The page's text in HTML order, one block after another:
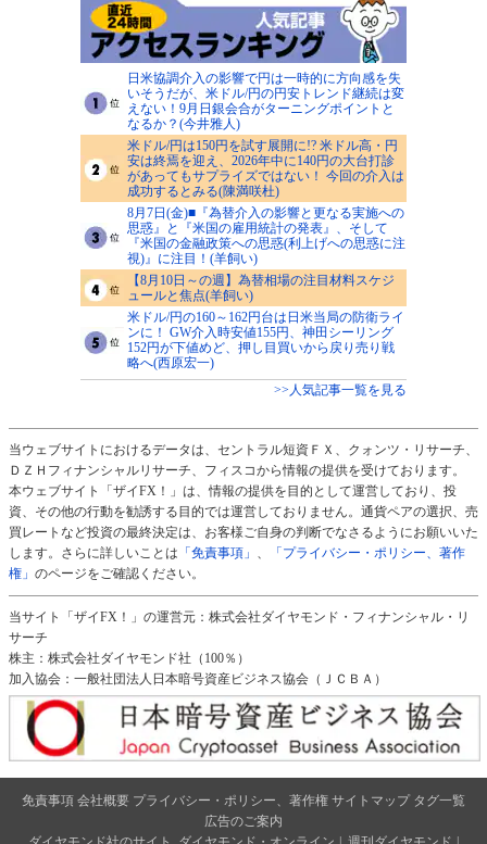
日米協調介入の影響で円は一時的に方向感を失
いそうだが、米ドル/円の円安トレンド継続は変
えない！9月日銀会合がターニングポイントと
なるか？(今井雅人)
米ドル/円は150円を試す展開に!? 米ドル高・円
安は終焉を迎え、2026年中に140円の大台打診
があってもサプライズではない！ 今回の介入は
成功するとみる(陳満咲杜)
8月7日(金)■『為替介入の影響と更なる実施への
思惑』と『米国の雇用統計の発表』、そして
『米国の金融政策への思惑(利上げへの思惑に注
視)』に注目！(羊飼い)
【8月10日～の週】為替相場の注目材料スケジ
ュールと焦点(羊飼い)
米ドル/円の160～162円台は日米当局の防衛ライ
ンに！ GW介入時安値155円、神田シーリング
152円が下値めど、押し目買いから戻り売り戦
略へ(西原宏一)
>>人気記事一覧を見る
当ウェブサイトにおけるデータは、セントラル短資ＦＸ、クォンツ・リサーチ、
ＤＺＨフィナンシャルリサーチ、フィスコから情報の提供を受けております。
本ウェブサイト「ザイFX！」は、情報の提供を目的として運営しており、投
資、その他の行動を勧誘する目的では運営しておりません。通貨ペアの選択、売
買レートなど投資の最終決定は、お客様ご自身の判断でなさるようにお願いいた
します。さらに詳しいことは 「免責事項」 、
「プライバシー・ポリシー、著作
権」 のページをご確認ください。
当サイト「ザイFX！」の運営元：株式会社ダイヤモンド・フィナンシャル・リ
サーチ
株主：株式会社ダイヤモンド社（100％）
加入協会：一般社団法人日本暗号資産ビジネス協会（ＪＣＢＡ）
免責事項 会社概要 プライバシー・ポリシー、著作権 サイトマップ タグ一覧
広告のご案内